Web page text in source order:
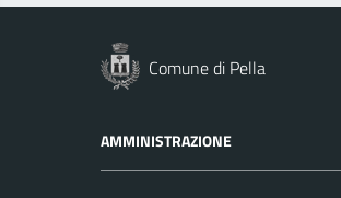
Comune di Pella
AMMINISTRAZIONE